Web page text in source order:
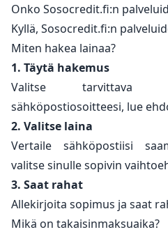
Onko Sosocredit.fi:n
Kyllä, Sosocredit.fi:n
Miten hakea lainaa?
1. Täytä hakemus
Valitse tarvittava
sähköpostiosoitteesi, lue
2. Valitse laina
Vertaile sähköpostiisi
valitse sinulle sopivin
3. Saat rahat
Allekirjoita sopimus ja saat
Mikä on takaisinmaksuaika?